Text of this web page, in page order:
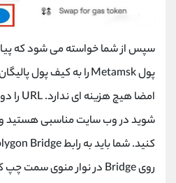
سپس از شما خواسته می شود که
پولMetamskرا به کیف پول
امضا هیچ هزینه ای ندارد.URL را
شوید در وب سایت مناسبی هستید و
کنید. شما باید به رابطBridge
رویBridge در نوار منوی سمت چپ